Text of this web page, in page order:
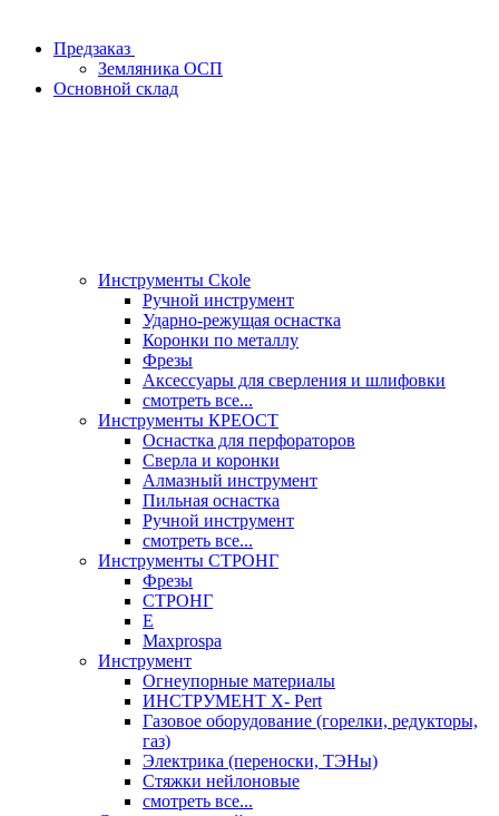
Предзаказ
Земляника ОСП
Основной склад
Инструменты Ckole
Ручной инструмент
Ударно‑режущая оснастка
Коронки по металлу
Фрезы
Аксессуары для сверления и шлифовки
смотреть все...
Инструменты КРЕОСТ
Оснастка для перфораторов
Сверла и коронки
Алмазный инструмент
Пильная оснастка
Ручной инструмент
смотреть все...
Инструменты СТРОНГ
Фрезы
СТРОНГ
Е
Maxprospa
Инструмент
Огнеупорные материалы
ИНСТРУМЕНТ X- Pert
Газовое оборудование (горелки, редукторы,
газ)
Электрика (переноски, ТЭНы)
Стяжки нейлоновые
смотреть все...